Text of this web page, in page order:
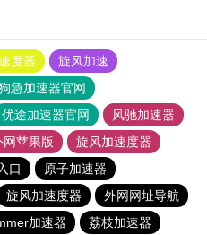
度器
旋风加速
急加速器官网
优途加速器官网
风驰加速器
苹果版
旋风加速度器
口
原子加速器
旋风加速度器
外网网址导航
加速器 荔枝加速器